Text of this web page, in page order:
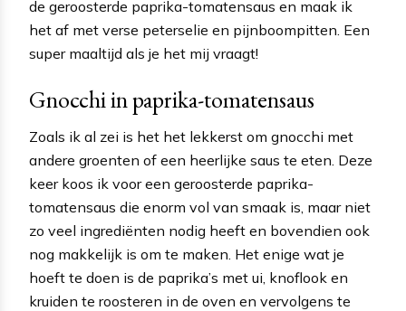
de geroosterde paprika-tomatensaus en maak ik
het af met verse peterselie en pijnboompitten. Een
super maaltijd als je het mij vraagt!
Gnocchi in paprika-tomatensaus
Zoals ik al zei is het het lekkerst om gnocchi met
andere groenten of een heerlijke saus te eten. Deze
keer koos ik voor een geroosterde paprika-
tomatensaus die enorm vol van smaak is, maar niet
zo veel ingrediënten nodig heeft en bovendien ook
nog makkelijk is om te maken. Het enige wat je
hoeft te doen is de paprika’s met ui, knoflook en
kruiden te roosteren in de oven en vervolgens te